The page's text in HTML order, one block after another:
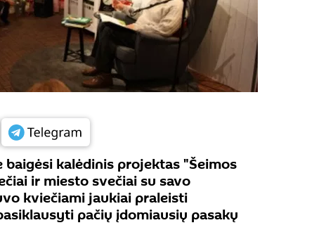
kalėdinis projektas "Šeimos
ir miesto svečiai su savo
kviečiami jaukiai praleisti
pačių įdomiausių pasakų